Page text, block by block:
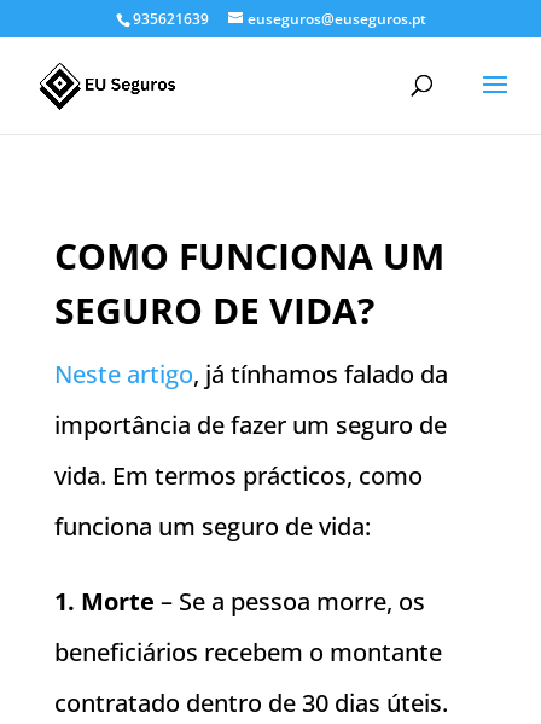
935621639 euseguros@euseguros.pt
COMO FUNCIONA UM
SEGURO DE VIDA?
Neste artigo, já tínhamos falado da
importância de fazer um seguro de
vida. Em termos prácticos, como
funciona um seguro de vida:
1. Morte – Se a pessoa morre, os
beneficiários recebem o montante
contratado dentro de 30 dias úteis.